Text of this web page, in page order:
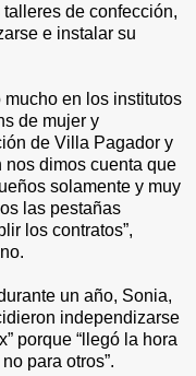
de confección,
e instalar su
mucho en los institutos
de mujer y
de Villa Pagador y
nos dimos cuenta que
solamente y muy
las pestañas
los contratos”,
un año, Sonia,
independizarse
porque “llegó la hora
para otros”.